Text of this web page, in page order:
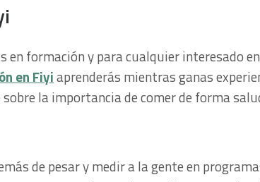
formación y para cualquier interesado
en Fiyiaprenderás mientras ganas
la importancia de comer de forma
de pesar y medir a la gente en